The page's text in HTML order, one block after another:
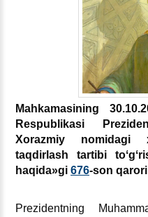
Mahkamasining
Respublikasi
Xorazmiy nomidagi
taqdirlash tartibi
haqida»gi 676-son
Prezidentning